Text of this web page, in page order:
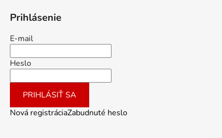
Prihlásenie
E-mail
Heslo
PRIHLÁSIŤ SA
Nová registráciaZabudnuté heslo